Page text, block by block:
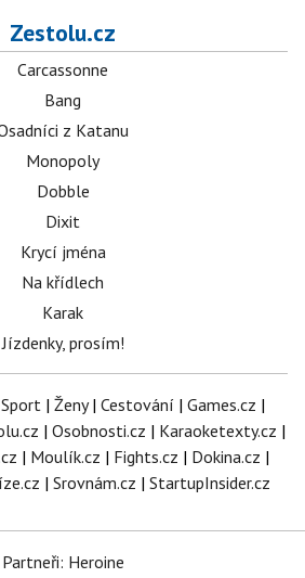
Zestolu.cz
Carcassonne
Bang
z Katanu
Monopoly
Dobble
Dixit
Krycí jména
Na křídlech
Karak
Jízdenky, prosím!
Sport | Ženy| Cestování | Games.cz |
| Osobnosti.cz | Karaoketexty.cz |
| Moulík.cz | Fights.cz | Dokina.cz |
| Srovnám.cz | StartupInsider.cz
Partneři: Heroine